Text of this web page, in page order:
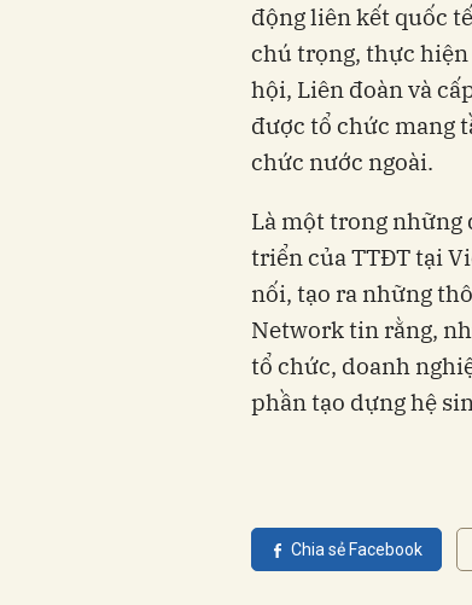
động liên kết quốc
chú trọng, thực hiện
hội, Liên đoàn và
được tổ chức mang
triển của TTĐT tại
nối, tạo ra những
Network tin rằng,
tổ chức, doanh
Chia sẻ Facebook